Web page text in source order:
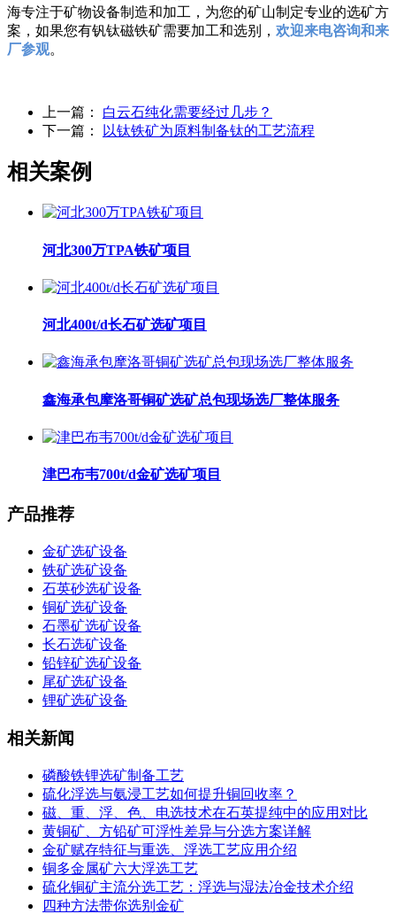
海专注于矿物设备制造和加工，为您的矿山制定专业的选矿方
案，如果您有钒钛磁铁矿需要加工和选别， 欢迎来电咨询和来
厂参观。
上一篇： 白云石纯化需要经过几步？
下一篇：
以钛铁矿为原料制备钛的工艺流程
相关案例
河北300万TPA铁矿项目
河北400t/d长石矿选矿项目
鑫海承包摩洛哥铜矿选矿总包现场选厂整体服务
津巴布韦700t/d金矿选矿项目
产品推荐
金矿选矿设备
铁矿选矿设备
石英砂选矿设备
铜矿选矿设备
石墨矿选矿设备
长石选矿设备
铅锌矿选矿设备
尾矿选矿设备
锂矿选矿设备
相关新闻
磷酸铁锂选矿制备工艺
硫化浮选与氨浸工艺如何提升铜回收率？
磁、重、浮、色、电选技术在石英提纯中的应用对比
黄铜矿、方铅矿可浮性差异与分选方案详解
金矿赋存特征与重选、浮选工艺应用介绍
铜多金属矿六大浮选工艺
硫化铜矿主流分选工艺：浮选与湿法冶金技术介绍
四种方法带你选别金矿